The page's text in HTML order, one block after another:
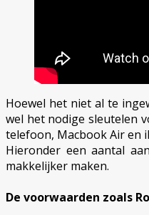
Hoewel het niet al te
wel het nodige sleutelen
telefoon, Macbook Air en
Hieronder een aantal
makkelijker maken.
De voorwaarden zoals